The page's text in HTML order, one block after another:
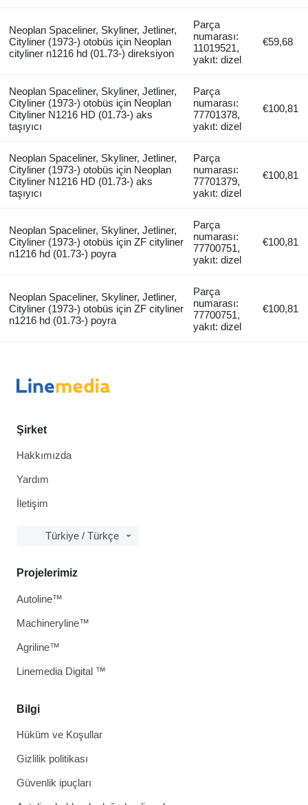
Neoplan Spaceliner, Skyliner, Jetliner,
Cityliner (1973-) otobüs için Neoplan
cityliner n1216 hd (01.73-) direksiyon
Parça
numarası:
11019521,
yakıt: dizel
€59,68
Neoplan Spaceliner, Skyliner, Jetliner,
Cityliner (1973-) otobüs için Neoplan
Cityliner N1216 HD (01.73-) aks
taşıyıcı
Parça
numarası:
77701378,
yakıt: dizel
€100,81
Neoplan Spaceliner, Skyliner, Jetliner,
Cityliner (1973-) otobüs için Neoplan
Cityliner N1216 HD (01.73-) aks
taşıyıcı
Parça
numarası:
77701379,
yakıt: dizel
€100,81
Neoplan Spaceliner, Skyliner, Jetliner,
Cityliner (1973-) otobüs için ZF cityliner
n1216 hd (01.73-) poyra
Parça
numarası:
77700751,
yakıt: dizel
€100,81
Neoplan Spaceliner, Skyliner, Jetliner,
Cityliner (1973-) otobüs için ZF cityliner
n1216 hd (01.73-) poyra
Parça
numarası:
77700751,
yakıt: dizel
€100,81
Şirket
Hakkımızda
Yardım
İletişim
Türkiye / Türkçe
Bilgi
Hüküm ve Koşullar
Gizlilik politikası
Güvenlik ipuçları
Projelerimiz
Autoline™
Machineryline™
Agriline™
Linemedia Digital ™